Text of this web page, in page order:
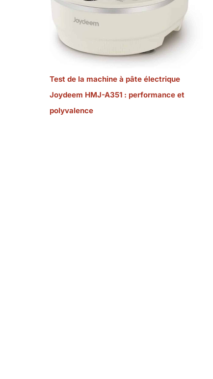
Test de la machine à pâte électrique
Joydeem HMJ-A351 : performance et
polyvalence